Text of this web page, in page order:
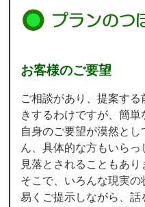
お客様のご要望
ご相談があり、提案する
きするわけですが、簡
自身のご要望が漠然と
ん、具体的な方もいら
見落とされることもあり
そこで、いろんな現実の
易くご提示しながら、